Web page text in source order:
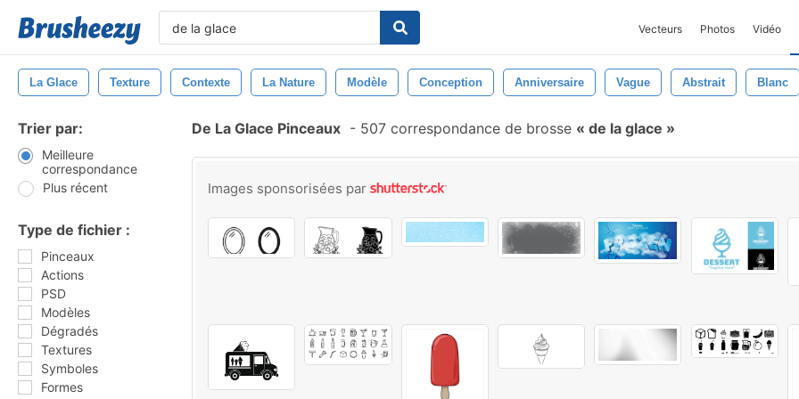
Vecteurs Photos Vidéo
La Glace Texture Contexte La Nature Modèle Conception Anniversaire Vague Abstrait Blanc
Trier par:
Meilleure
correspondance
Plus récent
Type de fichier :
Pinceaux
Actions
PSD
Modèles
Dégradés
Textures
Symboles
Formes
De La Glace Pinceaux - 507 correspondance de brosse de la glace
Images sponsorisées par